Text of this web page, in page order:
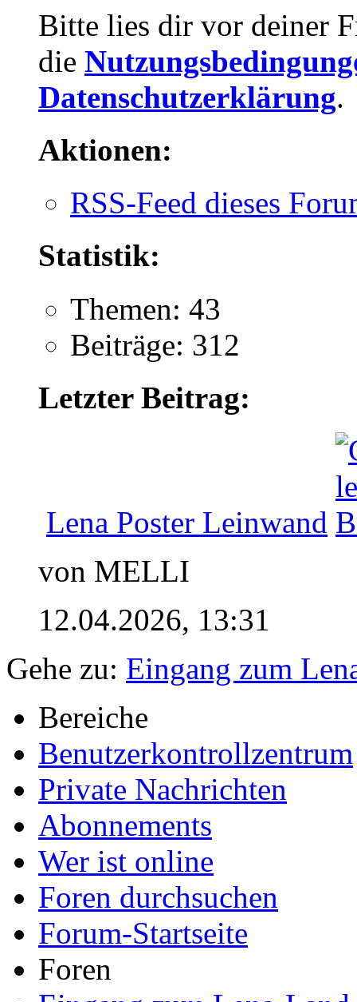
Bitte lies dir vor deiner
die
Datenschutzerklärung.
Aktionen:
RSS-Feed dieses
Statistik:
Themen: 43
Beiträge: 312
Letzter Beitrag:
Lena Poster Leinwand
von MELLI
12.04.2026, 13:31
Gehe zu: Eingang zum
Bereiche
Benutzerkontrollzentrum
Private Nachrichten
Abonnements
Wer ist online
Foren durchsuchen
Forum-Startseite
Foren